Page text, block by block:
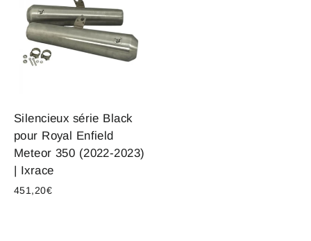
Silencieux série Black
pour Royal Enfield
Meteor 350 (2022-2023)
| Ixrace
451,20€